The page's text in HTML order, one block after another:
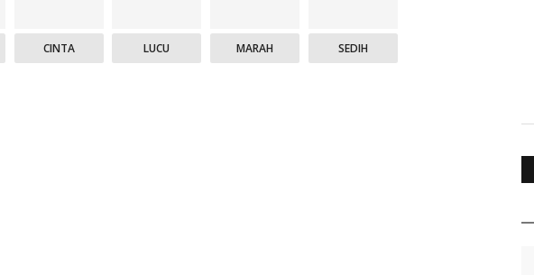
CINTA LUCU MARAH SEDIH